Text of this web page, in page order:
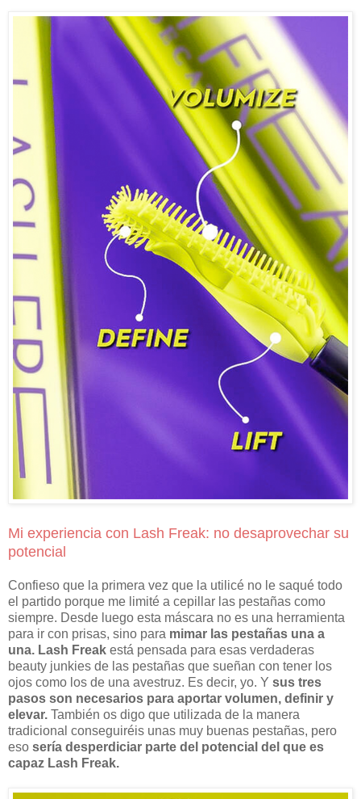
Mi experiencia con Lash Freak: no desaprovechar su
potencial
Confieso que la primera vez que la utilicé no le saqué todo
el partido porque me limité a cepillar las pestañas como
siempre. Desde luego esta máscara no es una herramienta
para ir con prisas, sino para mimar las pestañas una a
una. Lash Freak está pensada para esas verdaderas
beauty junkies de las pestañas que sueñan con tener los
ojos como los de una avestruz. Es decir, yo. Y sus tres
pasos son necesarios para aportar volumen, definir y
elevar. También os digo que utilizada de la manera
tradicional conseguiréis unas muy buenas pestañas, pero
eso sería desperdiciar parte del potencial del que es
capaz Lash Freak.